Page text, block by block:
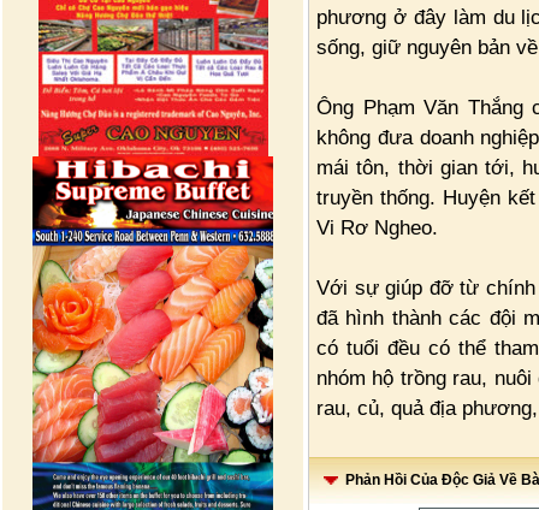
phương ở đây làm du
sống, giữ nguyên bản
Ông Phạm Văn Thắng
không đưa doanh
mái tôn, thời gian tới,
truyền thống. Huyện
Vi Rơ Ngheo.
Với sự giúp đỡ từ
đã hình thành các đội
có tuổi đều có thể
nhóm hộ trồng rau,
rau, củ, quả địa
Phản Hồi Của Độc Giả Về